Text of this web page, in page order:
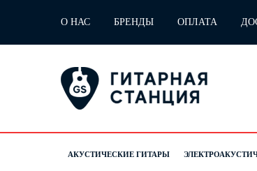
О НАС БРЕНДЫ ОПЛАТА
АКУСТИЧЕСКИЕ ГИТАРЫ